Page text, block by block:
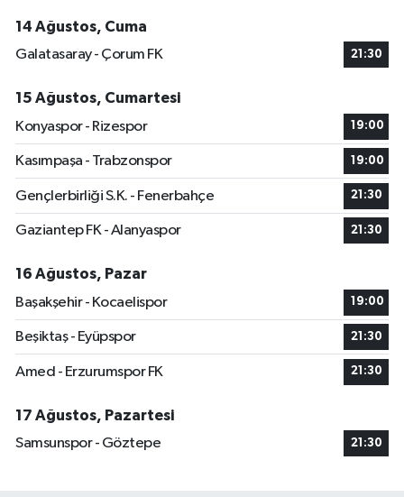
14 Ağustos, Cuma
Galatasaray - Çorum FK
21:30
15 Ağustos, Cumartesi
Konyaspor - Rizespor
19:00
Kasımpaşa - Trabzonspor 19:00
Gençlerbirliği S.K. - Fenerbahçe 21:30
Gaziantep FK - Alanyaspor 21:30
16 Ağustos, Pazar
Başakşehir - Kocaelispor
19:00
Beşiktaş - Eyüpspor 21:30
Amed - Erzurumspor FK 21:30
17 Ağustos, Pazartesi
Samsunspor - Göztepe
21:30